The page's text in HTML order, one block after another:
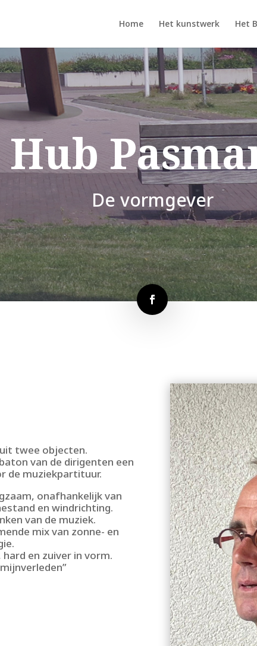
Home Het kunstwerk Het
Hub
De vormgever
twee objecten.
van de dirigenten een
de muziekpartituur.
onafhankelijk van
en windrichting.
van de muziek.
mix van zonne- en
en zuiver in vorm.